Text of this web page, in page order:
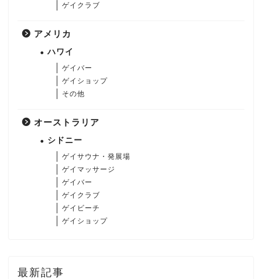
ゲイクラブ
アメリカ
ハワイ
ゲイバー
ゲイショップ
その他
オーストラリア
シドニー
ゲイサウナ・発展場
ゲイマッサージ
ゲイバー
ゲイクラブ
ゲイビーチ
ゲイショップ
最新記事